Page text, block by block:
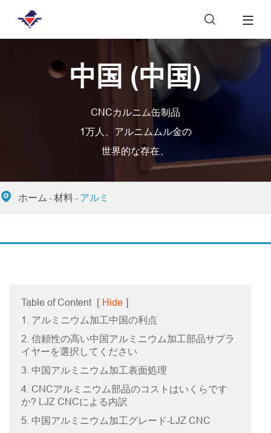

中国 (中国)
CNCカルニム缶制品
1万人、アルニムムル金の
世界的な存在、
 ホーム 材料 アルミ
Table of Content [ Hide ]
1. アルミニウム加工中国の利点
2. 信頼性の高い中国アルミニウム加工部品サプラ
イヤーを選択してください
3. 中国アルミニウム加工表面処理
4. CNCアルミニウム部品のコストはいくらです
か? LJZ CNCによる内訳
5. 中国アルミニウム加工グレード-LJZ CNC